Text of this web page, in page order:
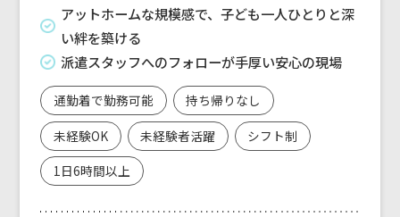
アットホームな規模感で、子ども一人ひとりと深
い絆を築ける
派遣スタッフへのフォローが手厚い安心の現場
通勤着で勤務可能
持ち帰りなし
未経験OK
未経験者活躍
シフト制
1日6時間以上